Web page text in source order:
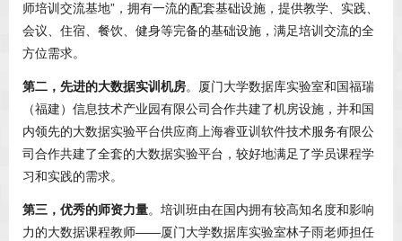
师培训交流基地”，拥有一流的配套基础设施，提供教学、实践、
会议、住宿、餐饮、健身等完备的基础设施，满足培训交流的全
方位需求。
第二，先进的大数据实训机房。厦门大学数据库实验室和国福瑞
（福建）信息技术产业园有限公司合作共建了机房设施，并和国
内领先的大数据实验平台供应商上海睿亚训软件技术服务有限公
司合作共建了全套的大数据实验平台，较好地满足了学员课程学
习和实践的需求。
第三，优秀的师资力量。培训班由在国内拥有较高知名度和影响
力的大数据课程教师——厦门大学数据库实验室林子雨老师担任